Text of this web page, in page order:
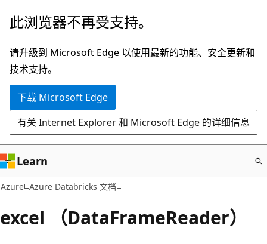
跳
主
要
内
此浏览器不再受支持。
请升级到 Microsoft Edge 以使用最新的功能、安全更新和
技术支持。
下载 Microsoft Edge
有关 Internet Explorer 和 Microsoft Edge 的详细信息
Learn
Azure Azure Databricks 文档
excel （DataFrameReader）